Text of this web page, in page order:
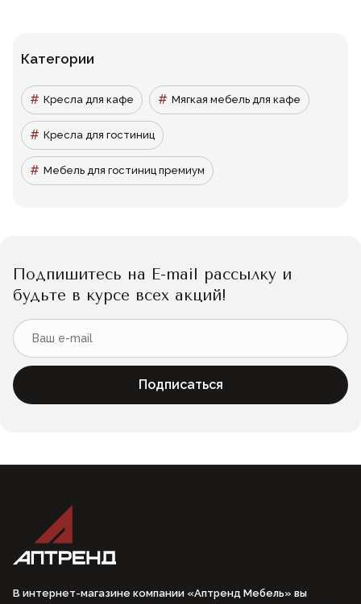
Категории
Кресла для кафе Мягкая мебель для кафе
Кресла для гостиниц
Мебель для гостиниц премиум
Подпишитесь на E-mail рассылку и
будьте в курсе всех акций!
Подписаться
В интернет-магазине компании «Аптренд Мебель» вы